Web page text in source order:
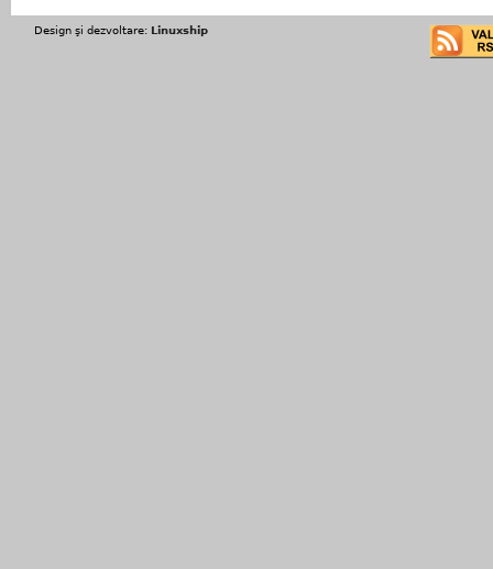
Design şi dezvoltare: Linuxship